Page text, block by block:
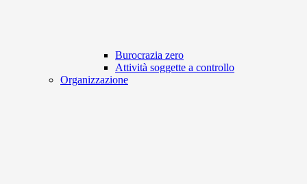
Burocrazia zero
Attività soggette a controllo
Organizzazione